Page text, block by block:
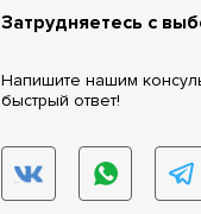
Затрудняетесь с
Напишите нашим
быстрый ответ!